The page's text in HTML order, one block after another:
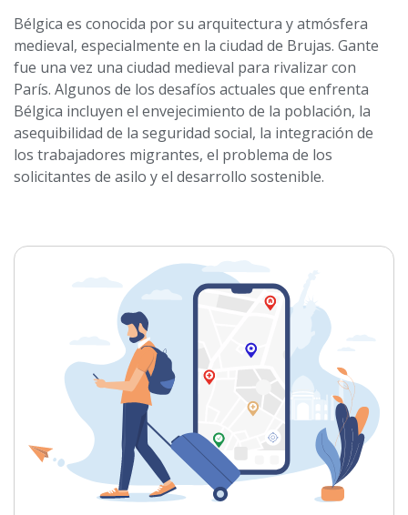
Bélgica es conocida por su arquitectura y atmósfera
medieval, especialmente en la ciudad de Brujas. Gante
fue una vez una ciudad medieval para rivalizar con
París. Algunos de los desafíos actuales que enfrenta
Bélgica incluyen el envejecimiento de la población, la
asequibilidad de la seguridad social, la integración de
los trabajadores migrantes, el problema de los
solicitantes de asilo y el desarrollo sostenible.